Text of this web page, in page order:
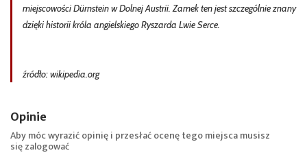
miejscowości Dürnstein w Dolnej Austrii. Zamek ten jest szczególnie znany
dzięki historii króla angielskiego Ryszarda Lwie Serce.
źródło: wikipedia.org
Opinie
Aby móc wyrazić opinię i przesłać ocenę tego miejsca musisz
sięzalogować